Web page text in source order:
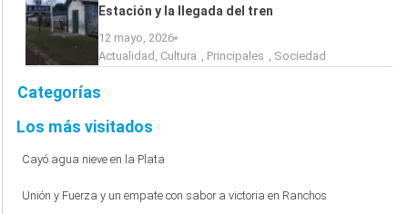
Estación y la llegada del tren
12 mayo, 2026
Actualidad Cultura Principales Sociedad
Categorías
Los más visitados
Cayó agua nieve en la Plata
Unión y Fuerza y un empate con sabor a victoria en Ranchos